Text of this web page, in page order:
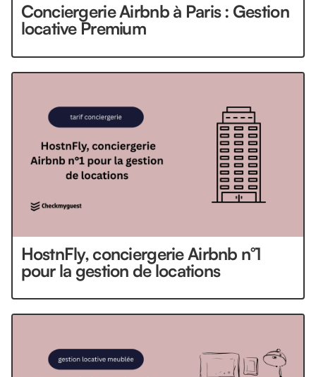
Conciergerie Airbnb à Paris : Gestion
locative Premium
HostnFly, conciergerie Airbnb n°1
pour la gestion de locations